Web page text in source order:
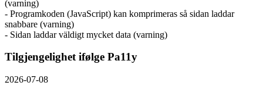
(varning)
- Programkoden (JavaScript) kan komprimeras så sidan laddar
snabbare (varning)
- Sidan laddar väldigt mycket data (varning)
Tilgjengelighet ifølge Pa11y
2026-07-08